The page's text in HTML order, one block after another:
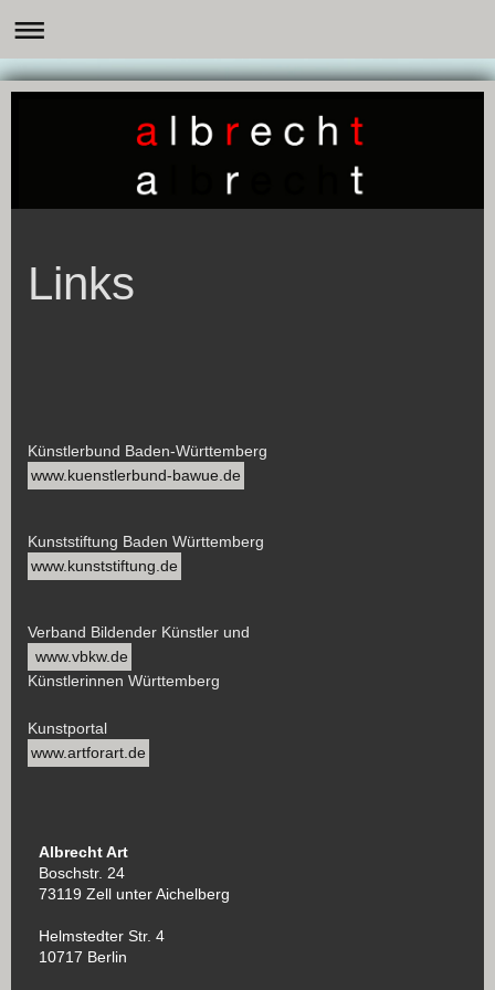
Links
Künstlerbund Baden-Württemberg
www.kuenstlerbund-bawue.de
Kunststiftung Baden Württemberg
www.kunststiftung.de
Verband Bildender Künstler und
www.vbkw.de
Künstlerinnen Württemberg
Kunstportal
www.artforart.de
Albrecht Art
Boschstr. 24
73119 Zell unter Aichelberg
Helmstedter Str. 4
10717 Berlin